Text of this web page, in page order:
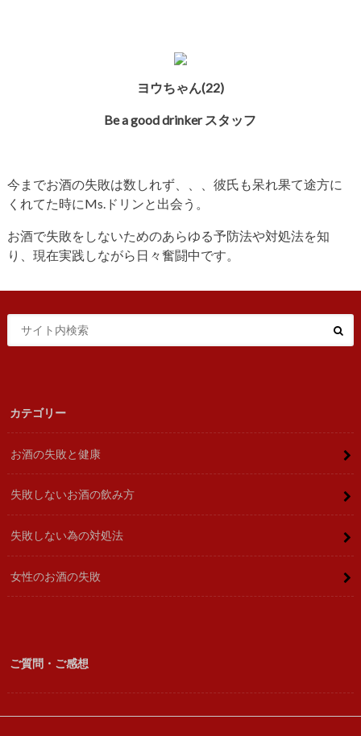
ヨウちゃん(22)
Be a good drinker スタッフ
今までお酒の失敗は数しれず、、、彼氏も呆れ果て途方に
くれてた時にMs.ドリンと出会う。
お酒で失敗をしないためのあらゆる予防法や対処法を知
り、現在実践しながら日々奮闘中です。
カテゴリー
お酒の失敗と健康
失敗しないお酒の飲み方
失敗しない為の対処法
女性のお酒の失敗
ご質問・ご感想